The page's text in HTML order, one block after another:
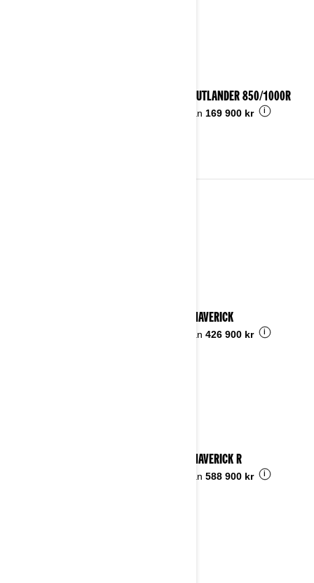
2025 OUTLANDER 850/1000R
Pris från 169 900 kr i
2024 MAVERICK
Pris från 426 900 kr i
2024 MAVERICK R
Pris från 588 900 kr i